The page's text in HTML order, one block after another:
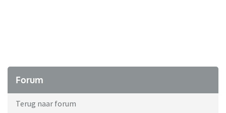
Forum
Terug naar forum